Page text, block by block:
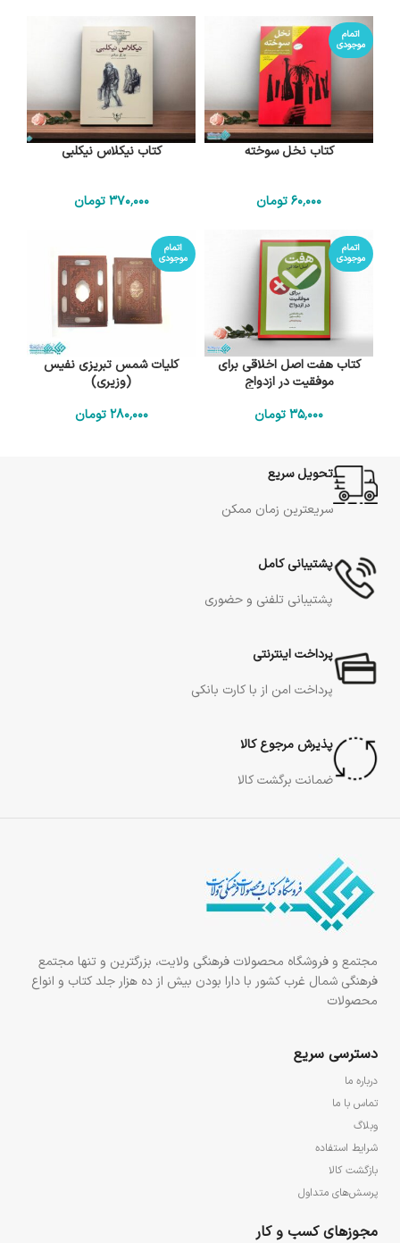
اتمام
موجودی
کتاب نخل سوخته
60٬000تومان
کتاب نیکلاس نیکلبی
370٬000 تومان
اتمام
موجودی
کتاب هفت اصل اخلاقی برای
موفقیت در ازدواج
35٬000تومان
اتمام
موجودی
کلیات شمس تبریزی نفیس
(وزیری)
280٬000 تومان
تحویل سریع
سریعترین زمان ممکن
پشتیبانی کامل
پشتیبانی تلفنی و حضوری
پرداخت اینترنتی
پرداخت امن از با کارت بانکی
پذیرش مرجوع کالا
ضمانت برگشت کالا
مجتمع و فروشگاه محصولات فرهنگی ولایت، بزرگترین و تنها مجتمع
فرهنگی شمال غرب کشور با دارا بودن بیش از ده هزار جلد کتاب و انواع
محصولات
دسترسی سریع
درباره ما
تماس با ما
وبلاگ
شرایط استفاده
بازگشت کالا
پرسش‌های متداول
مجوزهای کسب و کار